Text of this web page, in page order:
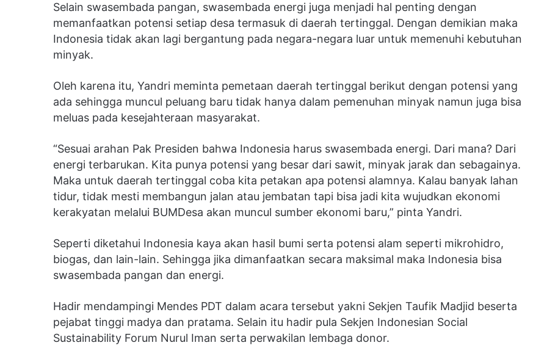
Selain swasembada pangan, swasembada energi juga menjadi hal penting dengan
memanfaatkan potensi setiap desa termasuk di daerah tertinggal. Dengan demikian maka
Indonesia tidak akan lagi bergantung pada negara-negara luar untuk memenuhi kebutuhan
minyak.
Oleh karena itu, Yandri meminta pemetaan daerah tertinggal berikut dengan potensi yang
ada sehingga muncul peluang baru tidak hanya dalam pemenuhan minyak namun juga bisa
meluas pada kesejahteraan masyarakat.
“Sesuai arahan Pak Presiden bahwa Indonesia harus swasembada energi. Dari mana? Dari
energi terbarukan. Kita punya potensi yang besar dari sawit, minyak jarak dan sebagainya.
Maka untuk daerah tertinggal coba kita petakan apa potensi alamnya. Kalau banyak lahan
tidur, tidak mesti membangun jalan atau jembatan tapi bisa jadi kita wujudkan ekonomi
kerakyatan melalui BUMDesa akan muncul sumber ekonomi baru,” pinta Yandri.
Seperti diketahui Indonesia kaya akan hasil bumi serta potensi alam seperti mikrohidro,
biogas, dan lain-lain. Sehingga jika dimanfaatkan secara maksimal maka Indonesia bisa
swasembada pangan dan energi.
Hadir mendampingi Mendes PDT dalam acara tersebut yakni Sekjen Taufik Madjid beserta
pejabat tinggi madya dan pratama. Selain itu hadir pula Sekjen Indonesian Social
Sustainability Forum Nurul Iman serta perwakilan lembaga donor.